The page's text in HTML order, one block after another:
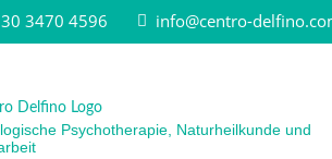
3470 4596 info@centro-
Psychotherapie, Naturheilkunde und